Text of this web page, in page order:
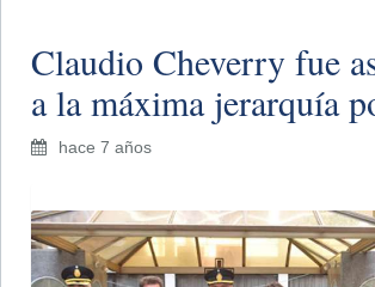
Claudio Cheverry fue
a la máxima jerarquía
hace 7 años